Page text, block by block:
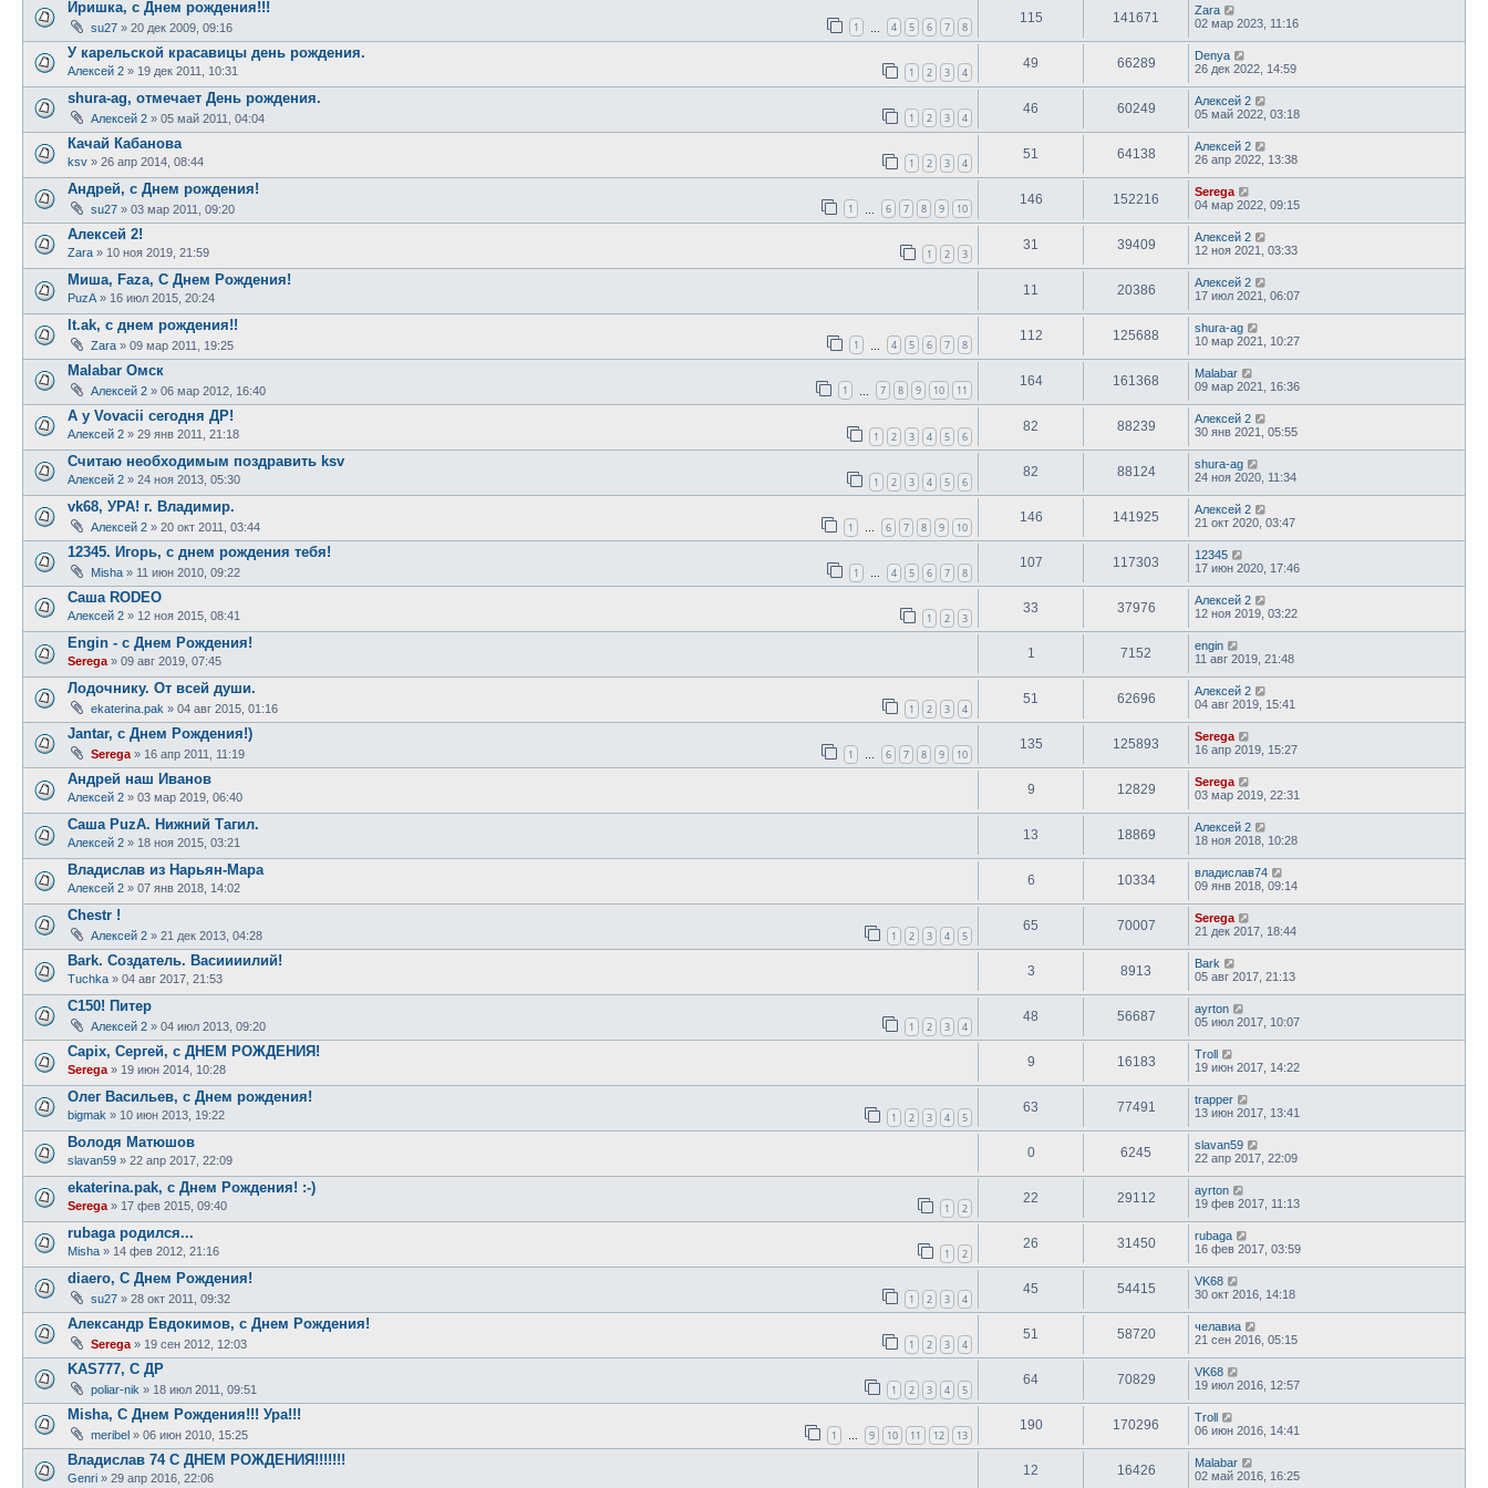
Иришка, с Днем рождения!!!
su27 » 20 дек 2009, 09:16 1 4 5 6 7 8
115 141671
Zara
02 мар 2023, 11:16
У карельской красавицы день рождения.
Алексей 2 » 19 дек 2011, 10:31 1 2 3 4
49 66289
Denya
26 дек 2022, 14:59
shura-ag, отмечает День рождения.
Алексей 2 » 05 май 2011, 04:04 1 2 3 4
46 60249
Алексей 2
05 май 2022, 03:18
Качай Кабанова
ksv » 26 апр 2014, 08:44 1 2 3 4
51 64138
Алексей 2
26 апр 2022, 13:38
Андрей, с Днем рождения!
su27 » 03 мар 2011, 09:20 1 6 7 8 9 10
146 152216
Serega
04 мар 2022, 09:15
Алексей 2!
Zara » 10 ноя 2019, 21:59 1 2 3
31 39409
Алексей 2
12 ноя 2021, 03:33
Миша, Faza, С Днем Рождения!
PuzA » 16 июл 2015, 20:24
11 20386
Алексей 2
17 июл 2021, 06:07
lt.ak, с днем рождения!!
Zara » 09 мар 2011, 19:25 1 4 5 6 7 8
112 125688
shura-ag
10 мар 2021, 10:27
Malabar Омск
Алексей 2 » 06 мар 2012, 16:40 1 7 8 9 10 11
164 161368
Malabar
09 мар 2021, 16:36
А у Vovacii сегодня ДР!
Алексей 2 » 29 янв 2011, 21:18 1 2 3 4 5 6
82 88239
Алексей 2
30 янв 2021, 05:55
Считаю необходимым поздравить ksv
Алексей 2 » 24 ноя 2013, 05:30 1 2 3 4 5 6
82 88124
shura-ag
24 ноя 2020, 11:34
vk68, УРА! г. Владимир.
Алексей 2 » 20 окт 2011, 03:44 1 6 7 8 9 10
146 141925
Алексей 2
21 окт 2020, 03:47
12345. Игорь, с днем рождения тебя!
Misha » 11 июн 2010, 09:22 1 … 4 5 6 7 8
107 117303
12345
17 июн 2020, 17:46
Саша RODEO
Алексей 2 » 12 ноя 2015, 08:41 1 2 3
33 37976
Алексей 2
12 ноя 2019, 03:22
Engin - с Днем Рождения!
Serega » 09 авг 2019, 07:45
1 7152
engin
11 авг 2019, 21:48
Лодочнику. От всей души.
ekaterina.pak » 04 авг 2015, 01:16 1 2 3 4
51 62696
Алексей 2
04 авг 2019, 15:41
Jantar, с Днем Рождения!)
Serega » 16 апр 2011, 11:19 1 … 6 7 8 9 10
135 125893
Serega
16 апр 2019, 15:27
Андрей наш Иванов
Алексей 2 » 03 мар 2019, 06:40
9 12829
Serega
03 мар 2019, 22:31
Саша PuzA. Нижний Тагил.
Алексей 2 » 18 ноя 2015, 03:21
13 18869
Алексей 2
18 ноя 2018, 10:28
Владислав из Нарьян-Мара
Алексей 2 » 07 янв 2018, 14:02
6 10334
владислав74
09 янв 2018, 09:14
Chestr !
Алексей 2 » 21 дек 2013, 04:28 1 2 3 4 5
65 70007
Serega
21 дек 2017, 18:44
Bark. Создатель. Васиииилий!
Tuchka » 04 авг 2017, 21:53
3 8913
Bark
05 авг 2017, 21:13
C150! Питер
Алексей 2 » 04 июл 2013, 09:20 1 2 3 4
48 56687
ayrton
05 июл 2017, 10:07
Capix, Сергей, с ДНЕМ РОЖДЕНИЯ!
Serega » 19 июн 2014, 10:28
9 16183
Troll
19 июн 2017, 14:22
Олег Васильев, с Днем рождения!
bigmak » 10 июн 2013, 19:22 1 2 3 4 5
63 77491
trapper
13 июн 2017, 13:41
Володя Матюшов
slavan59 » 22 апр 2017, 22:09
0 6245
slavan59
22 апр 2017, 22:09
ekaterina.pak, с Днем Рождения! :-)
Serega » 17 фев 2015, 09:40 1 2
22 29112
ayrton
19 фев 2017, 11:13
rubaga родился...
Misha » 14 фев 2012, 21:16 1 2
26 31450
rubaga
16 фев 2017, 03:59
diaero, С Днем Рождения!
su27 » 28 окт 2011, 09:32 1 2 3 4
45 54415
VK68
30 окт 2016, 14:18
Александр Евдокимов, с Днем Рождения!
Serega » 19 сен 2012, 12:03 1 2 3 4
51 58720
челавиа
21 сен 2016, 05:15
KAS777, С ДР
poliar-nik » 18 июл 2011, 09:51 1 2 3 4 5
64 70829
VK68
19 июл 2016, 12:57
Misha, С Днем Рождения!!! Ура!!!
meribel » 06 июн 2010, 15:25 1 … 9 10 11 12 13
190 170296
Troll
06 июн 2016, 14:41
Владислав 74 С ДНЕМ РОЖДЕНИЯ!!!!!!!
Genri » 29 апр 2016, 22:06
12 16426
Malabar
02 май 2016, 16:25